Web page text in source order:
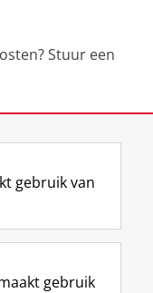
Stuur een
R
S
-
I
n
t
Y
o
T
gebruik van
gebruik